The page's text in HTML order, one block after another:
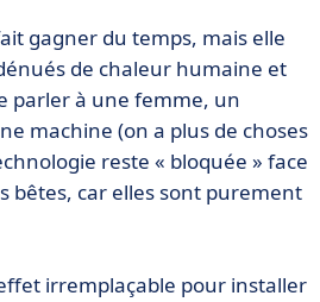
gagner du temps, mais elle
de chaleur humaine et
parler à une femme, un
machine (on a plus de choses
reste « bloquée » face
bêtes, car elles sont purement
irremplaçable pour installer